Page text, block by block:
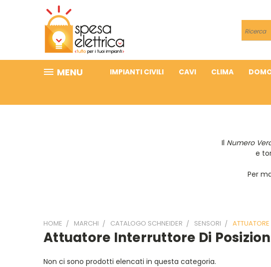
Cerca
MENU IMPIANTI CIVILI CAVI CLIMA
Il Numero
e
Per
HOME MARCHI CATALOGO SCHNEIDER SENSORI
Attuatore Interruttore Di
Non ci sono prodotti elencati in questa categoria.